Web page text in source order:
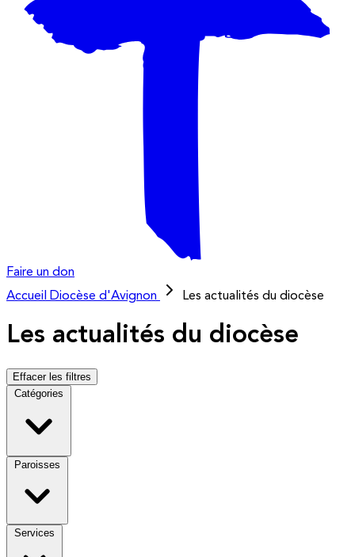
Faire un don
Accueil
Diocèse d'Avignon Les actualités du diocèse
Les actualités du diocèse
Effacer les filtres
Catégories
Paroisses
Services